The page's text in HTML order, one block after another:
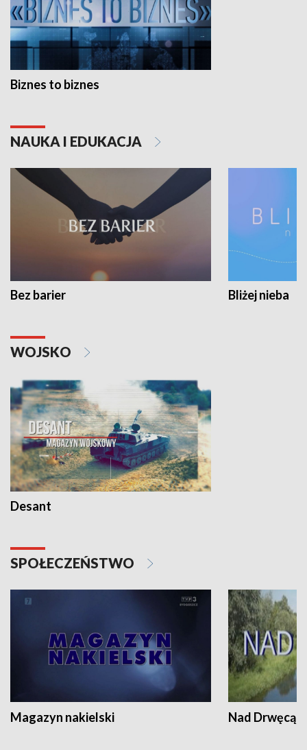
Biznes to biznes
NAUKA I EDUKACJA
Bez barier Bliżej nieba
WOJSKO
Desant
SPOŁECZEŃSTWO
Magazyn nakielski Nad Drwęcą